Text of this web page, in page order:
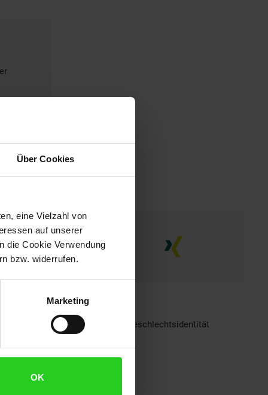
Über Cookies
eine Vielzahl von
auf unserer
die Cookie Verwendung
bzw. widerrufen.
Marketing
OK
bei Netto Menschen jeder Geschlechtsidentität